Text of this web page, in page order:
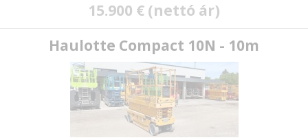
15.900 € (nettó ár)
Haulotte Compact 10N - 10m